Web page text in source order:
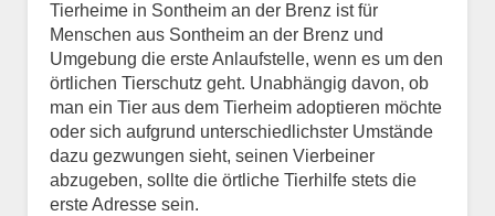
Tierheime in Sontheim an der Brenz ist für
Menschen aus Sontheim an der Brenz und
Umgebung die erste Anlaufstelle, wenn es um den
örtlichen Tierschutz geht. Unabhängig davon, ob
man ein Tier aus dem Tierheim adoptieren möchte
oder sich aufgrund unterschiedlichster Umstände
dazu gezwungen sieht, seinen Vierbeiner
abzugeben, sollte die örtliche Tierhilfe stets die
erste Adresse sein.